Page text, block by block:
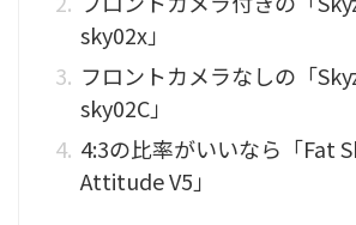
sky02x」
フロントカメラなしの「
sky02C」
4:3の比率がいいなら「Fat
Attitude V5」